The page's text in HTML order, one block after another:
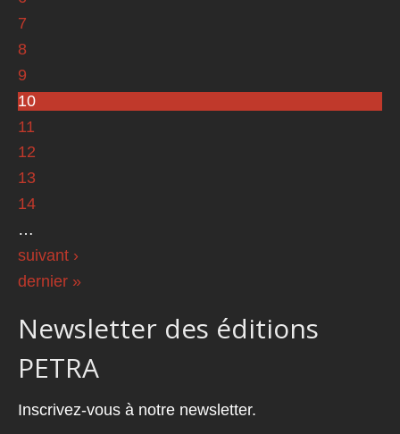
7
8
9
10
11
12
13
14
…
suivant ›
dernier »
Newsletter des éditions
PETRA
Inscrivez-vous à notre newsletter.